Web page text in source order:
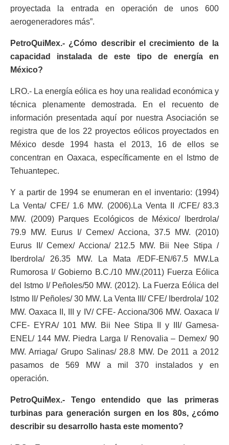
proyectada la entrada en operación de unos 600
aerogeneradores más”.
PetroQuiMex.- ¿Cómo describir el crecimiento de la
capacidad instalada de este tipo de energía en
México?
LRO.- La energía eólica es hoy una realidad económica y
técnica plenamente demostrada. En el recuento de
información presentada aquí por nuestra Asociación se
registra que de los 22 proyectos eólicos proyectados en
México desde 1994 hasta el 2013, 16 de ellos se
concentran en Oaxaca, específicamente en el Istmo de
Tehuantepec.
Y a partir de 1994 se enumeran en el inventario: (1994)
La Venta/ CFE/ 1.6 MW. (2006).La Venta II /CFE/ 83.3
MW. (2009) Parques Ecológicos de México/ Iberdrola/
79.9 MW. Eurus I/ Cemex/ Acciona, 37.5 MW. (2010)
Eurus II/ Cemex/ Acciona/ 212.5 MW. Bii Nee Stipa /
Iberdrola/ 26.35 MW. La Mata /EDF-EN/67.5 MW.La
Rumorosa I/ Gobierno B.C./10 MW.(2011) Fuerza Eólica
del Istmo I/ Peñoles/50 MW. (2012). La Fuerza Eólica del
Istmo II/ Peñoles/ 30 MW. La Venta III/ CFE/ Iberdrola/ 102
MW. Oaxaca II, III y IV/ CFE- Acciona/306 MW. Oaxaca I/
CFE- EYRA/ 101 MW. Bii Nee Stipa II y III/ Gamesa-
ENEL/ 144 MW. Piedra Larga I/ Renovalia – Demex/ 90
MW. Arriaga/ Grupo Salinas/ 28.8 MW. De 2011 a 2012
pasamos de 569 MW a mil 370 instalados y en
operación.
PetroQuiMex.- Tengo entendido que las primeras
turbinas para generación surgen en los 80s, ¿cómo
describir su desarrollo hasta este momento?